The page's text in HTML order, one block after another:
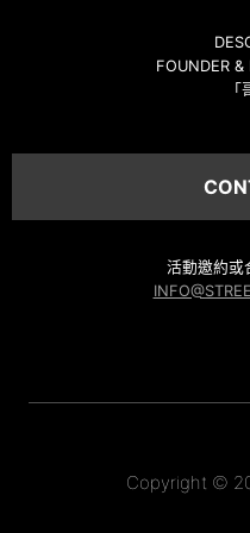
FOUNDER
活動邀約或
Copyright ©